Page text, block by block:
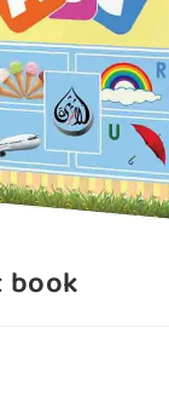
book